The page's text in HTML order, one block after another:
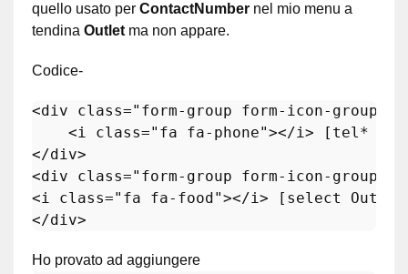
quello usato per ContactNumber nel mio menu a
tendina Outlet ma non appare.
Codice-
<div class="form-group form-icon-group"
    <i
class="fa fa-phone"></i> [tel*
</div>
<div class="form-group form-icon-group"
<i class="fa fa-food"></i> [ select
</div>
Ho provato ad aggiungere